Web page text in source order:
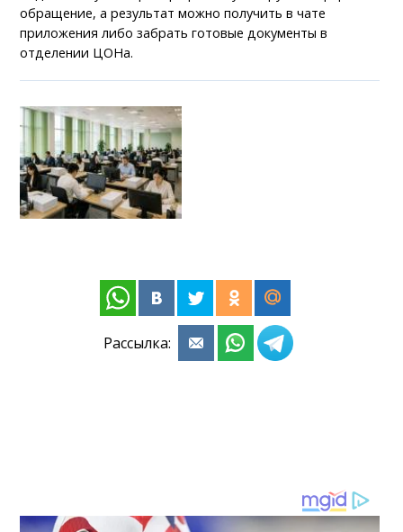
обращение, а результат можно получить в чате
приложения либо забрать готовые документы в
отделении ЦОНа.
Рассылка: